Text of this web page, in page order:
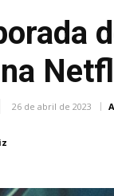
26 de abril de 2023